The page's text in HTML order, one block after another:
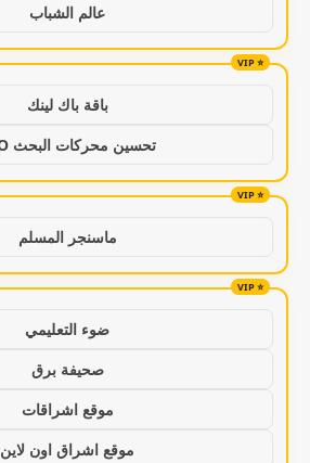
عالم الشباب
باقة باك لينك
تحسين محركات البحث SEO
ماسنجر المسلم
ضوء التعليمي
صحيفة برق
موقع اشراقات
موقع اشراق اون لاين